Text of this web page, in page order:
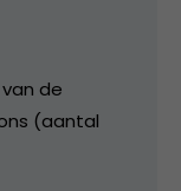
de
(aantal